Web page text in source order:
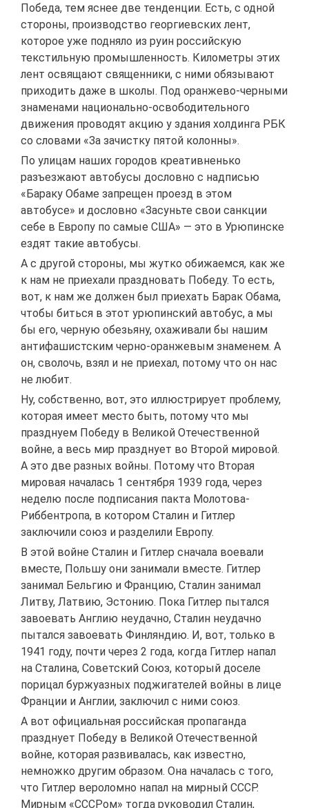
Победа, тем яснее две тенденции. Есть, с одной
стороны, производство георгиевских лент,
которое уже подняло из руин российскую
текстильную промышленность. Километры этих
лент освящают священники, с ними обязывают
приходить даже в школы. Под оранжево-черными
знаменами национально-освободительного
движения проводят акцию у здания холдинга РБК
со словами «За зачистку пятой колонны».
По улицам наших городов креативненько
разъезжают автобусы дословно с надписью
«Бараку Обаме запрещен проезд в этом
автобусе» и дословно «Засуньте свои санкции
себе в Европу по самые США» — это в Урюпинске
ездят такие автобусы.
А с другой стороны, мы жутко обижаемся, как же
к нам не приехали праздновать Победу. То есть,
вот, к нам же должен был приехать Барак Обама,
чтобы биться в этот урюпинский автобус, а мы
бы его, черную обезьяну, охаживали бы нашим
антифашистским черно-оранжевым знаменем. А
он, сволочь, взял и не приехал, потому что он нас
не любит.
Ну, собственно, вот, это иллюстрирует проблему,
которая имеет место быть, потому что мы
празднуем Победу в Великой Отечественной
войне, а весь мир празднует во Второй мировой.
А это две разных войны. Потому что Вторая
мировая началась 1 сентября 1939 года, через
неделю после подписания пакта Молотова-
Риббентропа, в котором Сталин и Гитлер
заключили союз и разделили Европу.
В этой войне Сталин и Гитлер сначала воевали
вместе, Польшу они занимали вместе. Гитлер
занимал Бельгию и Францию, Сталин занимал
Литву, Латвию, Эстонию. Пока Гитлер пытался
завоевать Англию неудачно, Сталин неудачно
пытался завоевать Финляндию. И, вот, только в
1941 году, почти через 2 года, когда Гитлер напал
на Сталина, Советский Союз, который доселе
порицал буржуазных поджигателей войны в лице
Франции и Англии, заключил с ними союз.
А вот официальная российская пропаганда
празднует Победу в Великой Отечественной
войне, которая развивалась, как известно,
немножко другим образом. Она началась с того,
что Гитлер вероломно напал на мирный СССР.
Мирным «СССРом» тогда руководил Сталин,